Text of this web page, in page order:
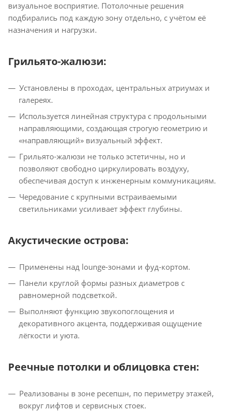
визуальное восприятие. Потолочные решения
подбирались под каждую зону отдельно, с учётом её
назначения и нагрузки.
Грильято-жалюзи:
Установлены в проходах, центральных атриумах и
галереях.
Используется линейная структура с продольными
направляющими, создающая строгую геометрию и
«направляющий» визуальный эффект.
Грильято-жалюзи не только эстетичны, но и
позволяют свободно циркулировать воздуху,
обеспечивая доступ к инженерным коммуникациям.
Чередование с крупными встраиваемыми
светильниками усиливает эффект глубины.
Акустические острова:
Применены над lounge-зонами и фуд-кортом.
Панели круглой формы разных диаметров с
равномерной подсветкой.
Выполняют функцию звукопоглощения и
декоративного акцента, поддерживая ощущение
лёгкости и уюта.
Реечные потолки и облицовка стен:
Реализованы в зоне ресепшн, по периметру этажей,
вокруг лифтов и сервисных стоек.